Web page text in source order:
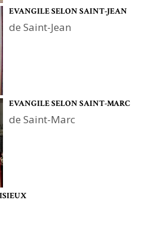
EVANGILE SELON SAINT-JEAN
de Saint-Jean
EVANGILE SELON SAINT-MARC
de Saint-Marc